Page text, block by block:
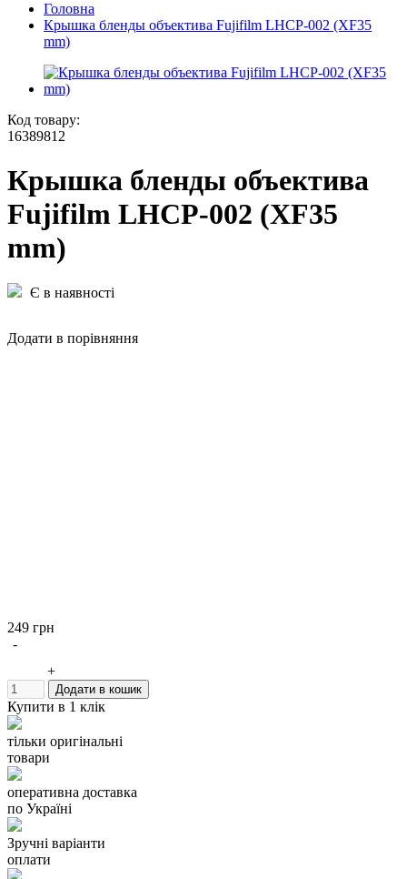
Головна
Крышка бленды объектива Fujifilm LHCP-002 (XF35
mm)
Код товару:
16389812
Крышка бленды объектива
Fujifilm LHCP-002 (XF35
mm)
Є в наявності
Додати в порівняння
249 грн
-
+
Додати в кошик
Купити в 1 клік
тільки оригінальні
товари
оперативна доставка
по Україні
Зручні варіанти
оплати